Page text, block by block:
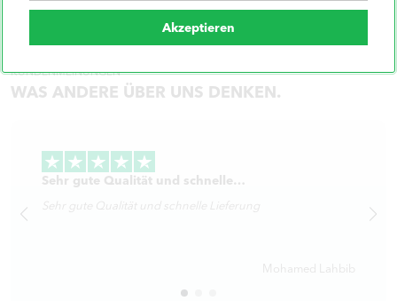
Akzeptieren
KUNDENMEINUNGEN
WAS ANDERE ÜBER UNS DENKEN.
Sehr gute Qualität und schnelle…
Sehr gute Qualität und schnelle Lieferung
Mohamed Lahbib